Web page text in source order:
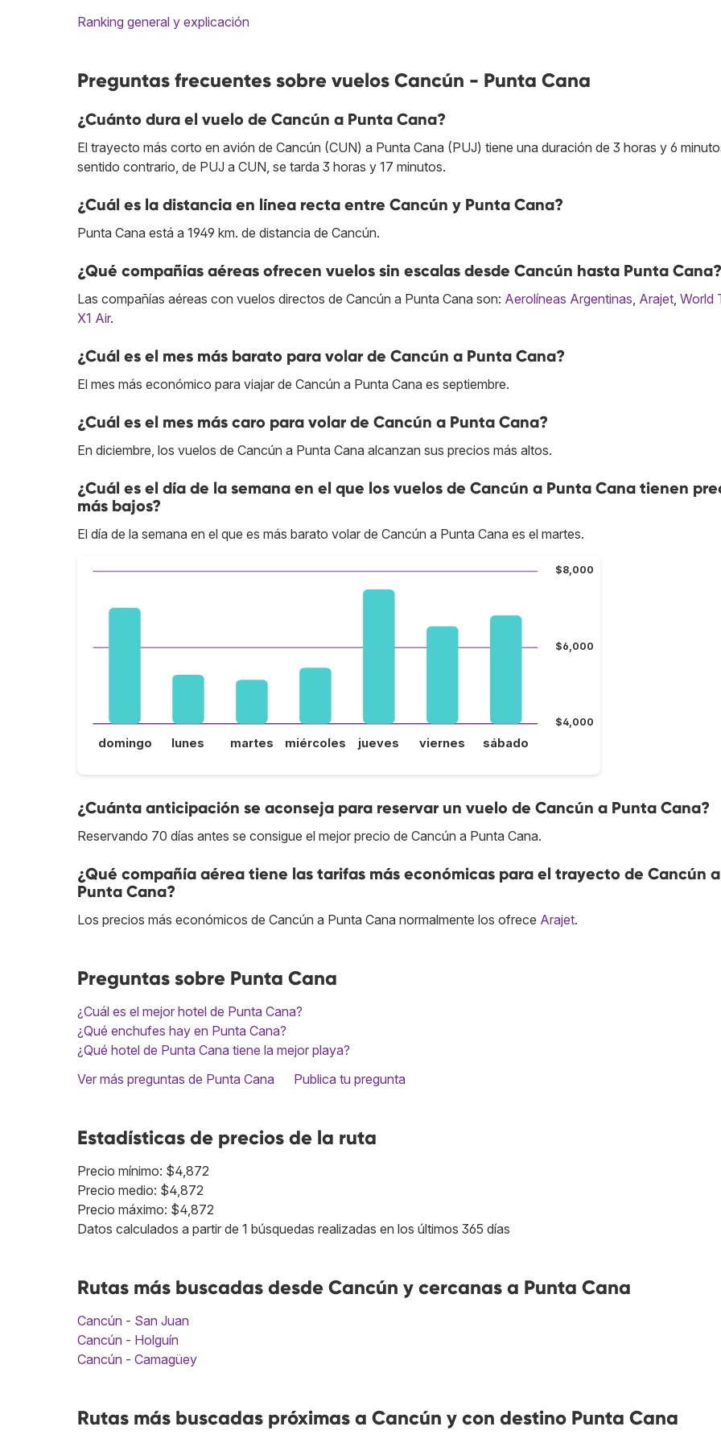
Ranking general y explicación
Preguntas frecuentes sobre vuelos Cancún - Punta Cana
¿Cuánto dura el vuelo de Cancún a Punta Cana?
El trayecto más corto en avión de Cancún (CUN) a Punta Cana (PUJ) tiene una duración de 3 horas y 6
sentido contrario, de PUJ a CUN, se tarda 3 horas y 17 minutos.
¿Cuál es la distancia en línea recta entre Cancún y Punta Cana?
Punta Cana está a 1949 km. de distancia de Cancún.
¿Qué compañías aéreas ofrecen vuelos sin escalas desde Cancún hasta Punta Cana?
Las compañías aéreas con vuelos directos de Cancún a Punta Cana son: Aerolíneas Argentinas, Arajet, World
X1 Air.
¿Cuál es el mes más barato para volar de Cancún a Punta Cana?
El mes más económico para viajar de Cancún a Punta Cana es septiembre.
¿Cuál es el mes más caro para volar de Cancún a Punta Cana?
En diciembre, los vuelos de Cancún a Punta Cana alcanzan sus precios más altos.
¿Cuál es el día de la semana en el que los vuelos de Cancún a Punta Cana tienen
más bajos?
El día de la semana en el que es más barato volar de Cancún a Punta Cana es el martes.
$4,000
$6,000
$8,000
domingo lunes martes miércoles jueves viernes sábado
¿Cuánta anticipación se aconseja para reservar un vuelo de Cancún a Punta Cana?
Reservando 70 días antes se consigue el mejor precio de Cancún a Punta Cana.
¿Qué compañía aérea tiene las tarifas más económicas para el trayecto de Cancún a
Punta Cana?
Los precios más económicos de Cancún a Punta Cana normalmente los ofrece Arajet.
Preguntas sobre Punta Cana
¿Cuál es el mejor hotel de Punta Cana?
¿Qué enchufes hay en Punta Cana?
¿Qué hotel de Punta Cana tiene la mejor playa?
Ver más preguntas de Punta Cana
Publica tu pregunta
Estadísticas de precios de la ruta
Precio mínimo: $4,872
Precio medio: $4,872
Precio máximo: $4,872
Datos calculados a partir de 1 búsquedas realizadas en los últimos 365 días
Rutas más buscadas desde Cancún y cercanas a Punta Cana
Cancún - San Juan
Cancún - Holguín
Cancún - Camagüey
Rutas más buscadas próximas a Cancún y con destino Punta Cana